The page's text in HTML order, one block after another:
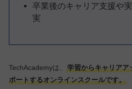
卒業後のキャリア支援や
実
TechAcademyは、
学習からキャリアア
ポートするオンラインスクールです。